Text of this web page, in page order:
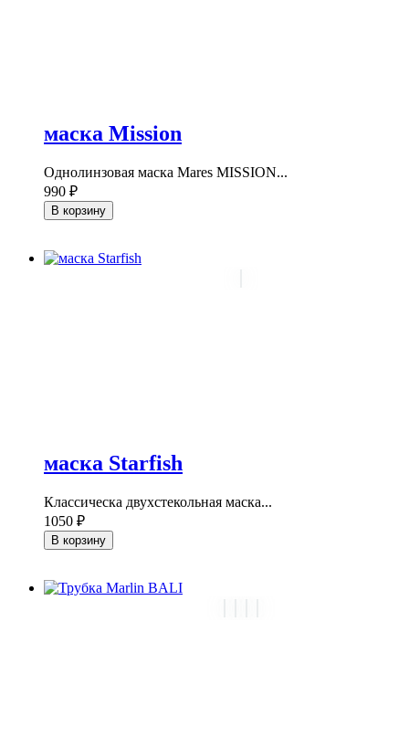
маска Mission
Однолинзовая маска Mares MISSION...
990 ₽
В корзину
маска Starfish
Классическа двухстекольная маска...
1050 ₽
В корзину